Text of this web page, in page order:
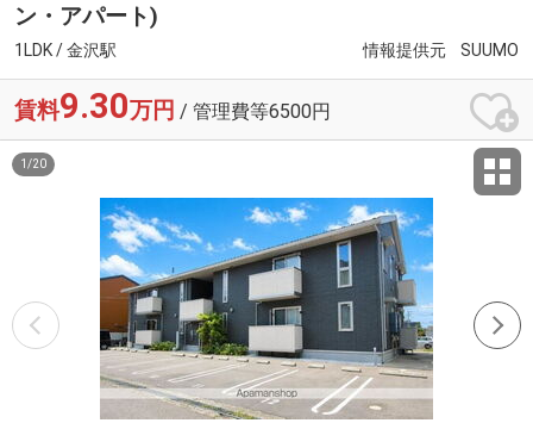
ン・アパート)
1LDK / 金沢駅 情報提供元 SUUMO
賃料9.30万円 / 管理費等6500円
1 /20